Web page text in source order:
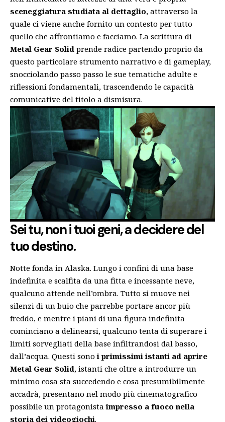
sceneggiatura studiata al dettaglio, attraverso la
quale ci viene anche fornito un contesto per tutto
quello che affrontiamo e facciamo. La scrittura di
Metal Gear Solid prende radice partendo proprio da
questo particolare strumento narrativo e di gameplay,
snocciolando passo passo le sue tematiche adulte e
riflessioni fondamentali, trascendendo le capacità
comunicative del titolo a dismisura.
Sei tu, non i tuoi geni, a decidere del
tuo destino.
Notte fonda in Alaska. Lungo i confini di una base
indefinita e scalfita da una fitta e incessante neve,
qualcuno attende nell’ombra. Tutto si muove nei
silenzi di un buio che parrebbe portare ancor più
freddo, e mentre i piani di una figura indefinita
cominciano a delinearsi, qualcuno tenta di superare i
limiti sorvegliati della base infiltrandosi dal basso,
dall’acqua. Questi sonoi primissimi istanti ad aprire
Metal Gear Solid, istanti che oltre a introdurre un
minimo cosa sta succedendo e cosa presumibilmente
accadrà, presentano nel modo più cinematografico
possibile un protagonista impresso a fuoco nella
storia dei videogiochi.